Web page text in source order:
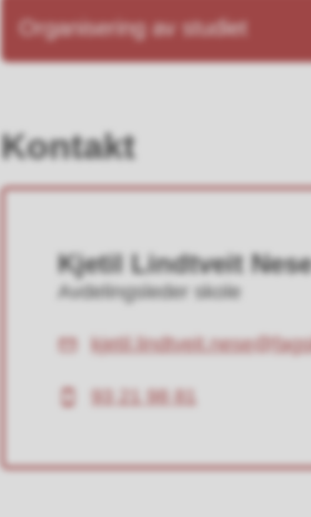
Organisering av studiet
Kontakt
Kjetil Lindtveit
Avdelingsleder skole
E-
post
Mobil
93 21 98 81